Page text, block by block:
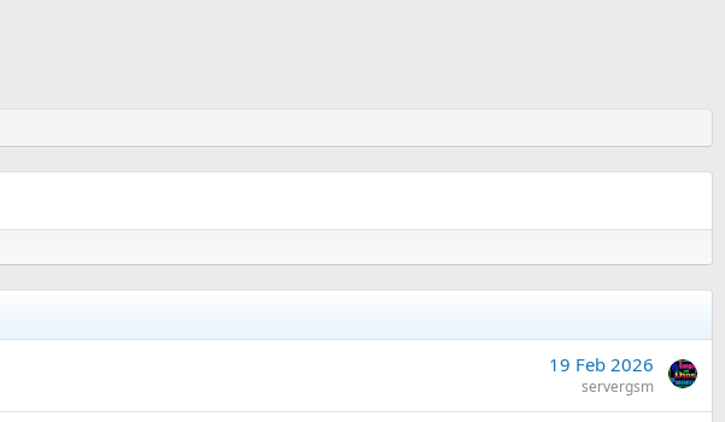
19 Feb 2026
servergsm